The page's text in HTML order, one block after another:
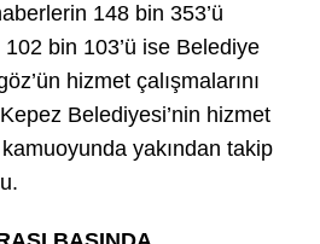
148 bin 353’ü
bin 103’ü ise Belediye
hizmet çalışmalarını
Belediyesi’nin hizmet
kamuoyunda yakından takip